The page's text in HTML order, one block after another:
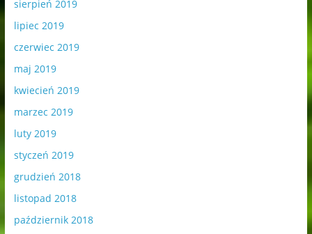
sierpień 2019
lipiec 2019
czerwiec 2019
maj 2019
kwiecień 2019
marzec 2019
luty 2019
styczeń 2019
grudzień 2018
listopad 2018
październik 2018